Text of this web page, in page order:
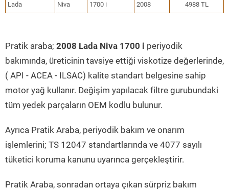
Lada Niva 1700 i 2008 4988 TL
Pratik araba; 2008 Lada Niva 1700 i periyodik
bakımında, üreticinin tavsiye ettiği viskotize değerlerinde,
( API - ACEA - ILSAC) kalite standart belgesine sahip
motor yağ kullanır. Değişim yapılacak filtre gurubundaki
tüm yedek parçaların OEM kodlu bulunur.
Ayrıca Pratik Araba, periyodik bakım ve onarım
işlemlerini; TS 12047 standartlarında ve 4077 sayılı
tüketici koruma kanunu uyarınca gerçekleştirir.
Pratik Araba, sonradan ortaya çıkan sürpriz bakım